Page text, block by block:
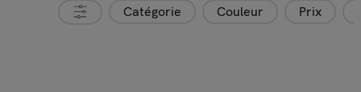
Catégorie Couleur Prix